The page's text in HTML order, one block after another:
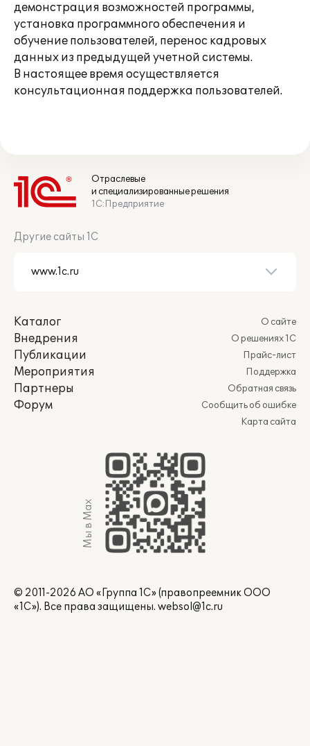
демонстрация возможностей программы,
установка программного обеспечения и
обучение пользователей, перенос кадровых
данных из предыдущей учетной системы.
В настоящее время осуществляется
консультационная поддержка пользователей.
Отраслевые
и специализированные решения
1С:Предприятие
Другие сайты 1С
Каталог
Внедрения
Публикации
Мероприятия
Партнеры
Форум
О сайте
О решениях 1С
Прайс-лист
Поддержка
Обратная связь
Сообщить об ошибке
Карта сайта
Мы в Max
© 2011-2026 АО «Группа 1С» (правопреемник ООО
«1С»). Все права защищены. websol@1c.ru